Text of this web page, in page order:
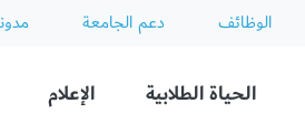
الوظائف دعم الجامعة
الحياة الطلابية الإعلام